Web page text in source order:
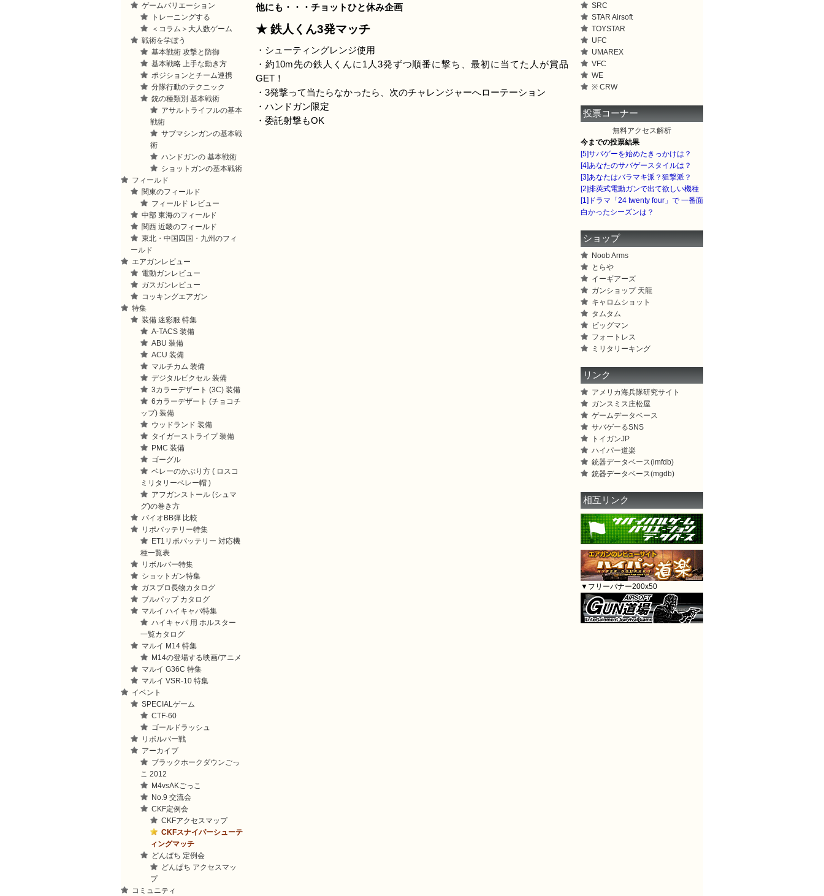
他にも・・・チョットひと休み企画
★ 鉄人くん3発マッチ
・シューティングレンジ使用
・約10m先の鉄人くんに1人3発ずつ順番に撃ち、最初に当てた人が賞品
GET！
・3発撃って当たらなかったら、次のチャレンジャーへローテーション
・ハンドガン限定
・委託射撃もOK
ゲームバリエーション
トレーニングする
＜コラム＞大人数ゲーム
戦術を学ぼう
基本戦術 攻撃と防御
基本戦略 上手な動き方
ポジションとチーム連携
分隊行動のテクニック
銃の種類別 基本戦術
アサルトライフルの基本
戦術
サブマシンガンの基本戦
術
ハンドガンの 基本戦術
ショットガンの基本戦術
フィールド
関東のフィールド
フィールド レビュー
中部 東海のフィールド
関西 近畿のフィールド
東北・中国四国・九州のフィ
ールド
エアガンレビュー
電動ガンレビュー
ガスガンレビュー
コッキングエアガン
特集
装備 迷彩服 特集
A-TACS 装備
ABU 装備
ACU 装備
マルチカム 装備
デジタルピクセル 装備
3カラーデザート (3C) 装備
6カラーデザート (チョコチ
ップ) 装備
ウッドランド 装備
タイガーストライプ 装備
PMC 装備
ゴーグル
ベレーのかぶり方 ( ロスコ
ミリタリーベレー帽 )
アフガンストール (シュマ
グ)の巻き方
バイオBB弾 比較
リポバッテリー特集
ET1リポバッテリー 対応機
種一覧表
リボルバー特集
ショットガン特集
ガスブロ長物カタログ
ブルパップ カタログ
マルイ ハイキャパ特集
ハイキャパ 用 ホルスター
一覧カタログ
マルイ M14 特集
M14の登場する映画/アニメ
マルイ G36C 特集
マルイ VSR-10 特集
イベント
SPECIALゲーム
CTF-60
ゴールドラッシュ
リボルバー戦
アーカイブ
ブラックホークダウンごっ
こ 2012
M4vsAKごっこ
No.9 交流会
CKF定例会
CKFアクセスマップ
CKFスナイパーシューテ
ィングマッチ
どんぱち 定例会
どんぱち アクセスマッ
プ
コミュニティ
SRC
STAR Airsoft
TOYSTAR
UFC
UMAREX
VFC
WE
※ CRW
投票コーナー
無料アクセス解析
今までの投票結果
[5]サバゲーを始めたきっかけは？
[4]あなたのサバゲースタイルは？
[3]あなたはバラマキ派？狙撃派？
[2]排莢式電動ガンで出て欲しい機種
[1]ドラマ「24 twenty four」で 一番面
白かったシーズンは？
ショップ
Noob Arms
とらや
イーギアーズ
ガンショップ 天龍
キャロムショット
タムタム
ビッグマン
フォートレス
ミリタリーキング
リンク
アメリカ海兵隊研究サイト
ガンスミス庄松屋
ゲームデータベース
サバゲーるSNS
トイガンJP
ハイパー道楽
銃器データベース(imfdb)
銃器データベース(mgdb)
相互リンク
▼フリーバナー200x50